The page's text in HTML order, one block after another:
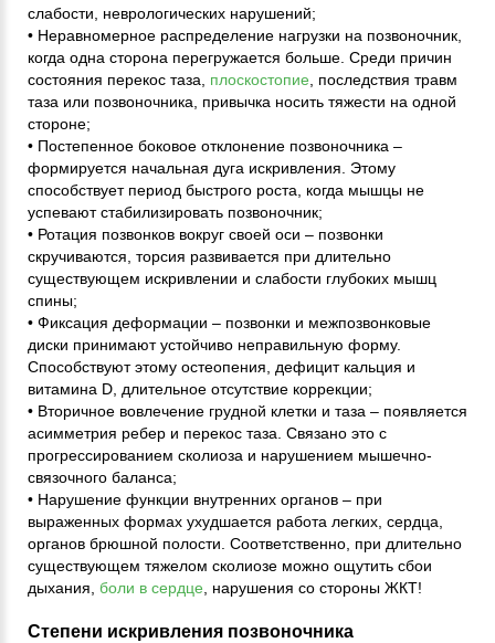
слабости, неврологических нарушений;
• Неравномерное распределение нагрузки на позвоночник,
когда одна сторона перегружается больше. Среди причин
состояния перекос таза, плоскостопие, последствия травм
таза или позвоночника, привычка носить тяжести на одной
стороне;
• Постепенное боковое отклонение позвоночника –
формируется начальная дуга искривления. Этому
способствует период быстрого роста, когда мышцы не
успевают стабилизировать позвоночник;
• Ротация позвонков вокруг своей оси – позвонки
скручиваются, торсия развивается при длительно
существующем искривлении и слабости глубоких мышц
спины;
• Фиксация деформации – позвонки и межпозвонковые
диски принимают устойчиво неправильную форму.
Способствуют этому остеопения, дефицит кальция и
витамина D, длительное отсутствие коррекции;
• Вторичное вовлечение грудной клетки и таза – появляется
асимметрия ребер и перекос таза. Связано это с
прогрессированием сколиоза и нарушением мышечно-
связочного баланса;
• Нарушение функции внутренних органов – при
выраженных формах ухудшается работа легких, сердца,
органов брюшной полости. Соответственно, при длительно
существующем тяжелом сколиозе можно ощутить сбои
дыхания, боли в сердце, нарушения со стороны ЖКТ!
Степени искривления позвоночника